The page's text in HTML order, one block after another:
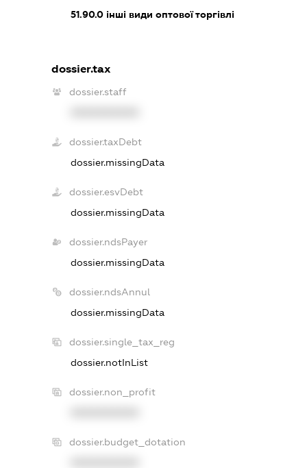
51.90.0інші види оптової торгівлі
dossier.tax
dossier.staff
dossier.taxDebt
dossier.missingData
dossier.esvDebt
dossier.missingData
dossier.ndsPayer
dossier.missingData
dossier.ndsAnnul
dossier.missingData
dossier.single_tax_reg
dossier.notInList
dossier.non_profit
dossier.budget_dotation